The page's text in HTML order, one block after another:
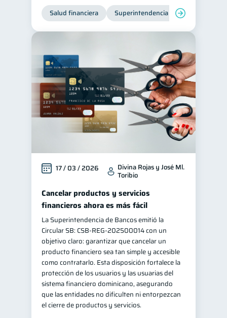
Salud financiera Superintendencia de Bancos
17 / 03 / 2026 Divina Rojas y José Ml.
Toribio
Cancelar productos y servicios
financieros ahora es más fácil
La Superintendencia de Bancos emitió la
Circular SB: CSB‑REG‑202500014 con un
objetivo claro: garantizar que cancelar un
producto financiero sea tan simple y accesible
como contratarlo. Esta disposición fortalece la
protección de los usuarios y las usuarias del
sistema financiero dominicano, asegurando
que las entidades no dificulten ni entorpezcan
el cierre de productos y servicios.